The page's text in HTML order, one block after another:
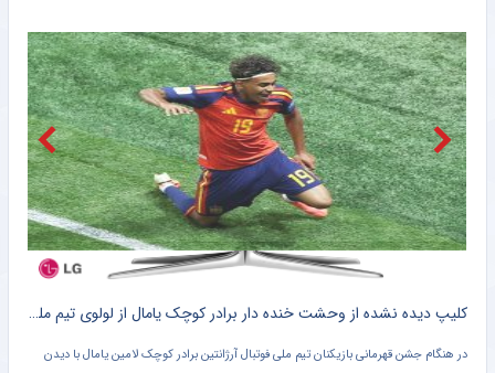
خبرورزشی انتقاد تند اسطوره لیورپول از تصمیم صلاح؛ ترکیه در حد تو نیست!
خبرورزشی پیوستن مدافع پرسپولیسی به الطلبه ناممکن شد!
خبرورزشی بازیکن خارجی استقلال از تیم ملی محروم می‌شود!
خبرگزاری میزان اعلام لیست نفرات دعوت شده به اردوی تیم ملی کشتی فرنگی بزرگسالان
شلیک لامین یامال در حمایت از ایران ، علیه آمریکا !! + کلیپ وایرال شده
تصویر لامین یامال ستاره تیم ملی فوتبال اسپانیا روی پهپاد شاهد سپاه پاسداران در حالی که